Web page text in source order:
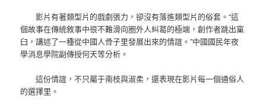
影片有著類型片的戲劇張力，卻沒有落進類型片的俗套。“這
個故事在傳統敘事中很不難滑向圈外人糾葛的極端，創作者跳出窠
臼，講述了一種從中國人骨子里發展出來的情誼。”中國國民年夜
學消息學院副傳授何天等分析。
這份情誼，不只屬于南枝與淑柔，還表現在影片每一個通俗人
的選擇里。